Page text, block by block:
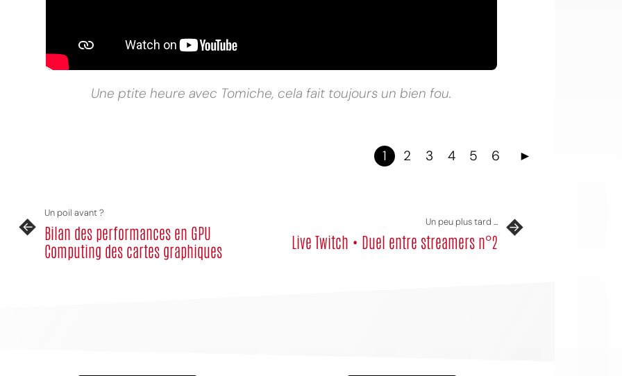
Une ptite heure avec Tomiche, cela fait toujours un bien fou.
1 2 3 4 5 6 ►
Un poil avant ?
Bilan des performances en GPU
Computing des cartes graphiques
Un peu plus tard ...
Live Twitch • Duel entre streamers n°2